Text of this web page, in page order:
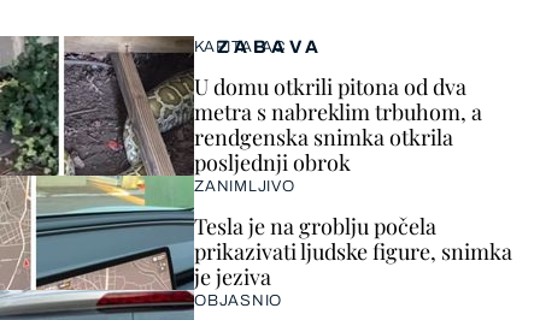
ZABAVA
KAPITALAC
U domu otkrili pitona od dva
metra s nabreklim trbuhom, a
rendgenska snimka otkrila
posljednji obrok
ZANIMLJIVO
Tesla je na groblju počela
prikazivati ljudske figure, snimka
je jeziva
OBJASNIO